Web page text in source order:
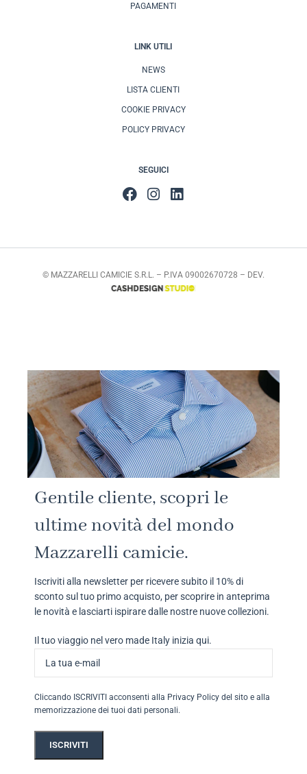
PAGAMENTI
LINK UTILI
NEWS
LISTA CLIENTI
COOKIE PRIVACY
POLICY PRIVACY
SEGUICI
© MAZZARELLI CAMICIE S.R.L. – P.IVA 09002670728 – DEV.
Gentile cliente, scopri le
ultime novità del mondo
Mazzarelli camicie.
Iscriviti alla newsletter per ricevere subito il 10% di
sconto sul tuo primo acquisto, per scoprire in anteprima
le novità e lasciarti ispirare dalle nostre nuove collezioni.
Il tuo viaggio nel vero made Italy inizia qui.
Cliccando ISCRIVITI acconsenti alla Privacy Policy del sito e alla
memorizzazione dei tuoi dati personali.